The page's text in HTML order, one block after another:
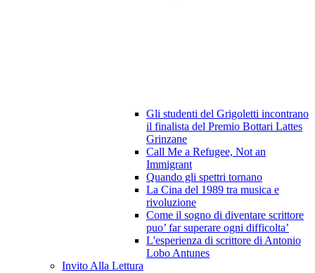
Gli studenti del Grigoletti incontrano
il finalista del Premio Bottari Lattes
Grinzane
Call Me a Refugee, Not an
Immigrant
Quando gli spettri tornano
La Cina del 1989 tra musica e
rivoluzione
Come il sogno di diventare scrittore
puo’ far superare ogni difficolta’
L'esperienza di scrittore di Antonio
Lobo Antunes
Invito Alla Lettura